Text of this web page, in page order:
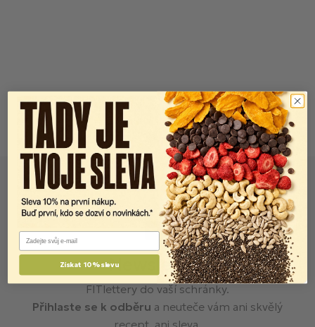
Newsletter
FITlettery do vaší schránky.
Přihlaste se k odběru a neuteče vám ani skvělý
recept, ani sleva.
Email
Získat 10% slevu